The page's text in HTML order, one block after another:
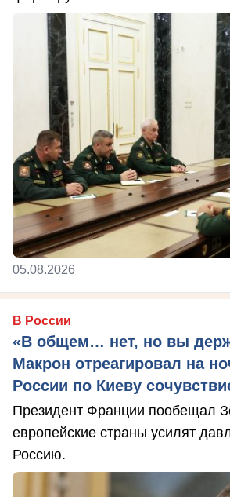
05.08.2026
В России
«В общем… нет, но вы
Макрон отреагировал на
России по Киеву
Президент Франции пообещал
европейские страны усилят
Россию.